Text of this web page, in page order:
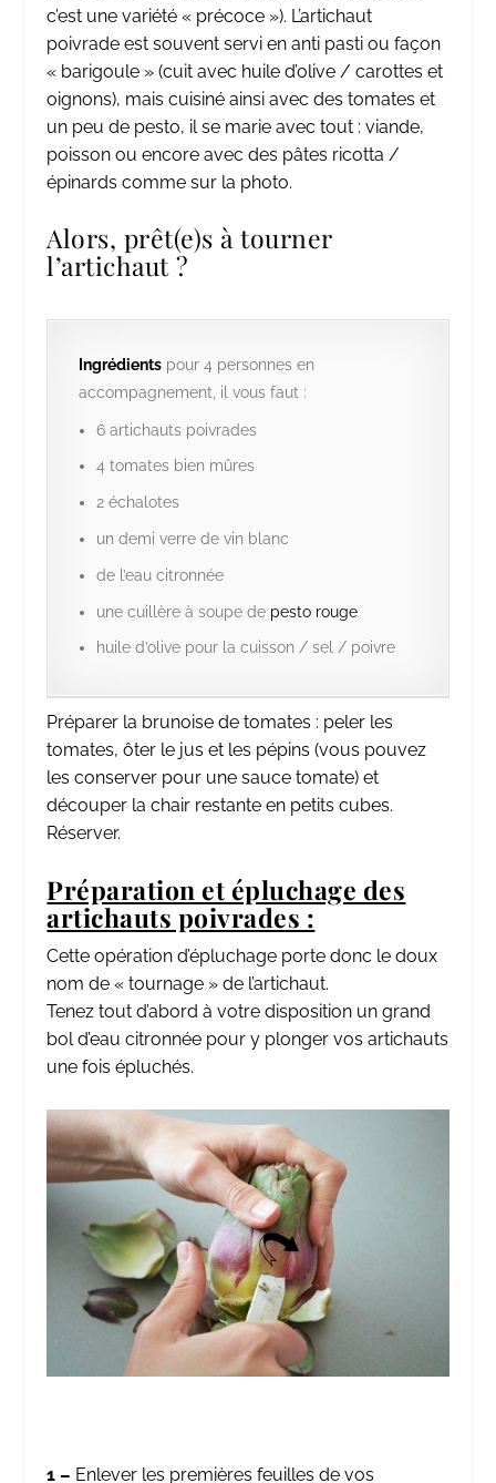
c’est une variété « précoce »). L’artichaut
poivrade est souvent servi en anti pasti ou façon
« barigoule » (cuit avec huile d’olive / carottes et
oignons), mais cuisiné ainsi avec des tomates et
un peu de pesto, il se marie avec tout : viande,
poisson ou encore avec des pâtes ricotta /
épinards comme sur la photo.
Alors, prêt(e)s à tourner
l’artichaut ?
Ingrédients pour 4 personnes en
accompagnement, il vous faut :
6 artichauts poivrades
4 tomates bien mûres
2 échalotes
un demi verre de vin blanc
de l’eau citronnée
une cuillère à soupe de pesto rouge
huile d’olive pour la cuisson / sel / poivre
Préparer la brunoise de tomates : peler les
tomates, ôter le jus et les pépins (vous pouvez
les conserver pour une sauce tomate) et
découper la chair restante en petits cubes.
Réserver.
Préparation et épluchage des
artichauts poivrades :
Cette opération d’épluchage porte donc le doux
nom de « tournage » de l’artichaut.
Tenez tout d’abord à votre disposition un grand
bol d’eau citronnée pour y plonger vos artichauts
une fois épluchés.
1 – Enlever les premières feuilles de vos